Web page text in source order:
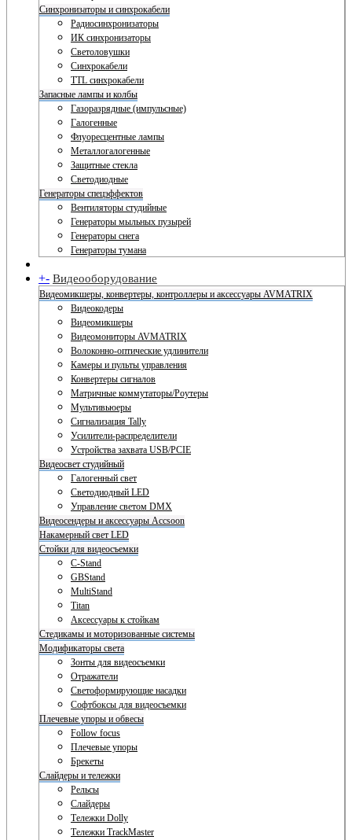
Синхронизаторы и синхрокабели
Радиосинхронизаторы
ИК синхронизаторы
Светоловушки
Синхрокабели
TTL синхрокабели
Запасные лампы и колбы
Газоразрядные (импульсные)
Галогенные
Флуоресцентные лампы
Металлогалогенные
Защитные стекла
Светодиодные
Генераторы спецэффектов
Вентиляторы студийные
Генераторы мыльных пузырей
Генераторы снега
Генераторы тумана
+- Видеооборудование
Видеомикшеры, конвертеры, контроллеры и аксессуары AVMATRIX
Видеокодеры
Видеомикшеры
Видеомониторы AVMATRIX
Волоконно-оптические удлинители
Камеры и пульты управления
Конвертеры сигналов
Матричные коммутаторы/Роутеры
Мультивьюеры
Сигнализация Tally
Усилители-распределители
Устройства захвата USB/PCIE
Видеосвет студийный
Галогенный свет
Светодиодный LED
Управление светом DMX
Видеосендеры и аксессуары Accsoon
Накамерный свет LED
Стойки для видеосъемки
C-Stand
GBStand
MultiStand
Titan
Аксессуары к стойкам
Стедикамы и моторизованные системы
Модификаторы света
Зонты для видеосъемки
Отражатели
Светоформирующие насадки
Софтбоксы для видеосъемки
Плечевые упоры и обвесы
Follow focus
Плечевые упоры
Брекеты
Слайдеры и тележки
Рельсы
Слайдеры
Тележки Dolly
Тележки TrackMaster